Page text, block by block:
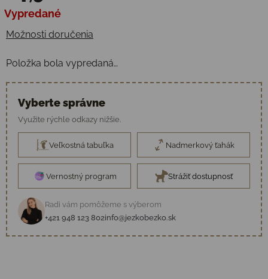
Jednotková cena:
Vypredané
Možnosti doručenia
Položka bola vypredaná…
Vyberte správne
Využite rýchle odkazy nižšie.
Veľkostná tabuľka Nadmerkový ťahák
Vernostný program Strážiť dostupnosť
Radi vám pomôžeme s výberom
+421 948 123 802info@jezkobezko.sk